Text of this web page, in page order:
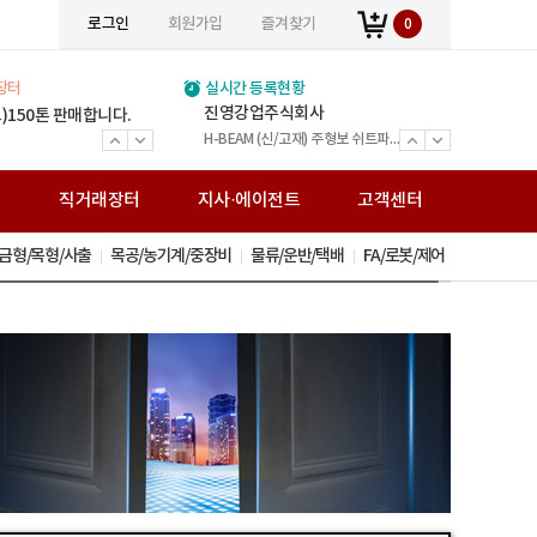
로그인 회원가입 즐겨찾기 0
터
고) 1990*750*200
톤 판매합니다.
실시간 등록현황
(주)위인에스티
H-BEAM(중고) 주형보 쉬트파일 복공판 스크류잭 앵글잭 그 외 다수 제품 취급업체
주식회사광호스틸
진영강업주식회사
H-BEAM (신/고재) 주형보 쉬트파일 복공판 앵글 스크류잭 유압잭 앵글잭 ㄱ앵글 중고철강
(주)볼타필터
볼타퓨리탑 가정용 볼타퓨리탑 산업용
(주)세민조경
조경시설 / 신제품 / 조합놀이시설 / 퍼골라 / 벤치 / 편의시설
주식회사 민수강업
H빔 주형보 쉬트파일 복공판 앵글 스크류잭 유압잭 앵글잭 ㄱ앵글 중고철강
와이디알
JY스틸
H-BEAM(신/고재) 주형보.쉬트파일.복공판.스크류잭.앵글잭.고철 外
(주)정원스틸
H빔 고철 스텐고철 압축고철 금속원료 재생업
(주)창대테크
H빔 고철
열린스틸주식회사
봉강(이형철근) H빔(신/고재) 데크, 각관, 환봉, C형강, 잔넬 각종 철강재 도소매
주식회사 미래팩토리
통일운수
전국화물운송 25톤 - 카고
거승화물
전국화물운송 25톤 - 카고
전국비투비네트워크화물
전국화물운송 5톤
보문가설산업
가설재 임대/판매,시스템비계,시스템서포트,비계설치/해체
(주)송암아이템
전문건설업(금속구조물 창호공사업 조경시설물 설치공사업)면허 ISO9001(간이시설물)특허
(주)준경산업
H빔 주형보 중고철강 복공판 쉬트파일 앵글잭 스크류잭 그외 철강재
(주)거원철강
H-Beam(신/고재) 강관파일 주형보 복공판 앵글 스크류잭 앵글잭 철강 고철
(주)백상스틸
H-Beam(신/고재)/건축용 H빔/중고철강/주형보/ 쉬트파일/복공판/H형복공판/스크류잭/앵글잭/고철
직거래장터 지사·에이전트 고객센터
형/목형/사출 목공/농기계/중장비 물류/운반/택배 FA/로봇/제어